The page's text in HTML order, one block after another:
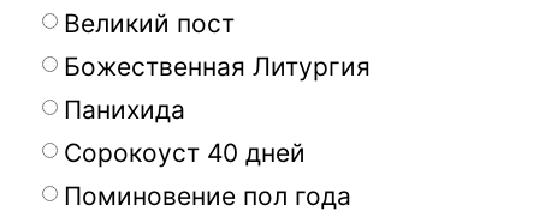
Великий пост
Божественная Литургия
Панихида
Сорокоуст 40 дней
Поминовение пол года